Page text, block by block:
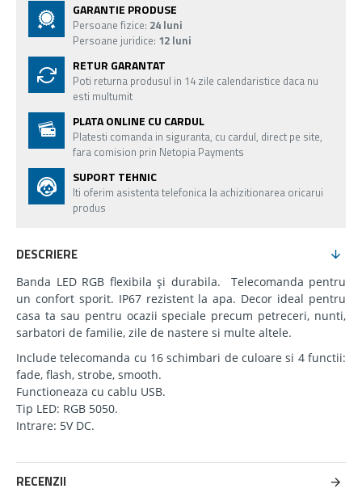
GARANTIE PRODUSE
Persoane fizice: 24 luni
Persoane juridice: 12 luni
RETUR GARANTAT
Poti returna produsul in 14 zile calendaristice daca nu
esti multumit
PLATA ONLINE CU CARDUL
Platesti comanda in siguranta, cu cardul, direct pe site,
fara comision prin Netopia Payments
SUPORT TEHNIC
Iti oferim asistenta telefonica la achizitionarea oricarui
produs
DESCRIERE
Banda LED RGB flexibila și durabila. Telecomanda pentru
un confort sporit. IP67 rezistent la apa. Decor ideal pentru
casa ta sau pentru ocazii speciale precum petreceri, nunti,
sarbatori de familie, zile de nastere si multe altele.
Include telecomanda cu 16 schimbari de culoare si 4 functii:
fade, flash, strobe, smooth.
Functioneaza cu cablu USB.
Tip LED: RGB 5050.
Intrare: 5V DC.
RECENZII